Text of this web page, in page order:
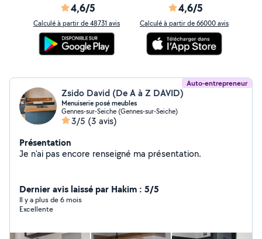
4,6/5
Calculé à partir de 48731 avis
4,6/5
Calculé à partir de 66000 avis
Auto-entrepreneur
Zsido David (De A à Z DAVID)
Menuiserie posé meubles
Gennes-sur-Seiche (Gennes-sur-Seiche)
3/5 (3 avis)
Présentation
Je n'ai pas encore renseigné ma présentation.
Dernier avis laissé par Hakim : 5/5
Il y a plus de 6 mois
Excellente